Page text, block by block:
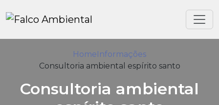
HomeInformações
Consultoria ambiental espírito santo
Consultoria ambiental